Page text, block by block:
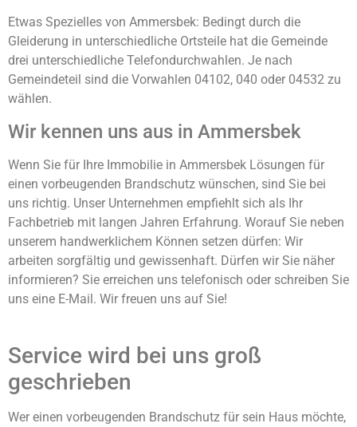
Etwas Spezielles von Ammersbek: Bedingt durch die
Gleiderung in unterschiedliche Ortsteile hat die Gemeinde
drei unterschiedliche Telefondurchwahlen. Je nach
Gemeindeteil sind die Vorwahlen 04102, 040 oder 04532 zu
wählen.
Wir kennen uns aus in Ammersbek
Wenn Sie für Ihre Immobilie in Ammersbek Lösungen für
einen vorbeugenden Brandschutz wünschen, sind Sie bei
uns richtig. Unser Unternehmen empfiehlt sich als Ihr
Fachbetrieb mit langen Jahren Erfahrung. Worauf Sie neben
unserem handwerklichem Können setzen dürfen: Wir
arbeiten sorgfältig und gewissenhaft. Dürfen wir Sie näher
informieren? Sie erreichen uns telefonisch oder schreiben Sie
uns eine E-Mail. Wir freuen uns auf Sie!
Service wird bei uns groß
geschrieben
Wer einen vorbeugenden Brandschutz für sein Haus möchte,